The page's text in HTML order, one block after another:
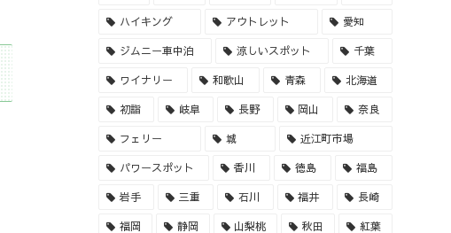
ハイキング アウトレット 愛知
ジムニー車中泊 涼しいスポット 千葉
ワイナリー 和歌山 青森 北海道
初詣 岐阜 長野 岡山 奈良
フェリー 城 近江町市場
パワースポット 香川 徳島 福島
岩手 三重 石川 福井 長崎
福岡 静岡 山梨桃 秋田 紅葉